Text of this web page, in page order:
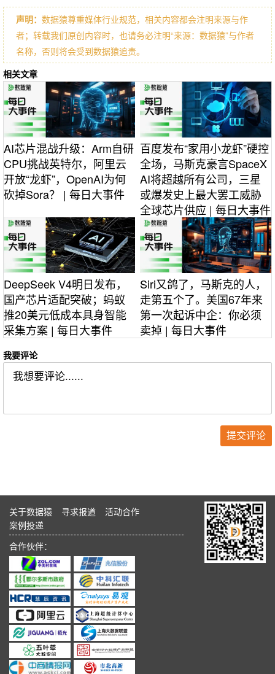
声明： 数据猿尊重媒体行业规范，相关内容都会注明来源与作
者；转载我们原创内容时，也请务必注明“来源：数据猿”与作者
名称，否则将会受到数据猿追责。
相关文章
AI芯片混战升级：Arm自研
CPU挑战英特尔，阿里云
开放“龙虾”，OpenAI为何
砍掉Sora？ | 每日大事件
百度发布“家用小龙虾”硬控
全场，马斯克豪言SpaceX
AI将超越所有公司，三星
或爆发史上最大罢工威胁
全球芯片供应 | 每日大事件
DeepSeek V4明日发布，
国产芯片适配突破；蚂蚁
推20美元低成本具身智能
采集方案 | 每日大事件
Siri又鸽了，马斯克的人，
走第五个了。美国67年来
第一次起诉中企：你必须
卖掉 | 每日大事件
我要评论
关于数据猿 寻求报道
活动合作
案例投递
合作伙伴：